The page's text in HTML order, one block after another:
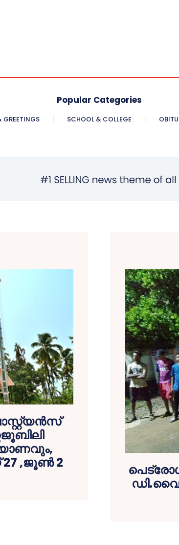
Popular Categories
GREETINGS SCHOOL & COLLEGE
,ജൂണ്‍ 2